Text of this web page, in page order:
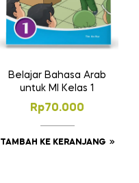
Belajar Bahasa Arab
untuk MI Kelas 1
Rp70.000
TAMBAH KE KERANJANG